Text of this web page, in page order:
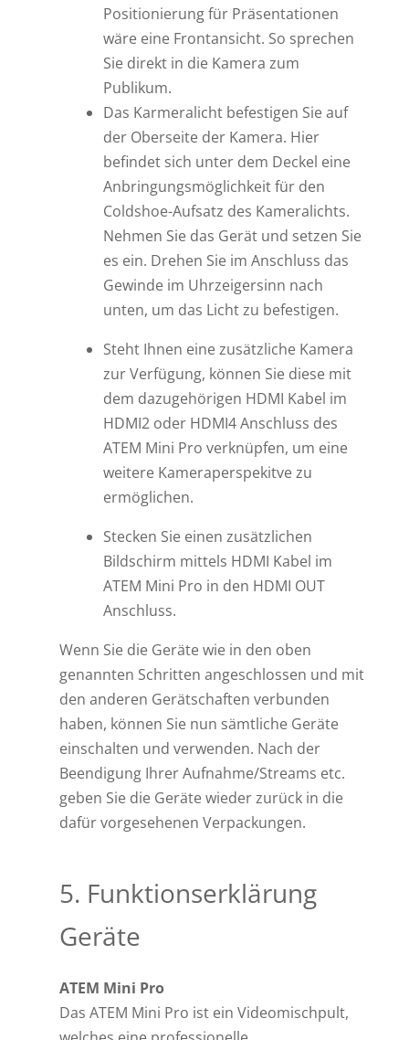
Positionierung für Präsentationen
wäre eine Frontansicht. So sprechen
Sie direkt in die Kamera zum
Publikum.
Das Karmeralicht befestigen Sie auf
der Oberseite der Kamera. Hier
befindet sich unter dem Deckel eine
Anbringungsmöglichkeit für den
Coldshoe-Aufsatz des Kameralichts.
Nehmen Sie das Gerät und setzen Sie
es ein. Drehen Sie im Anschluss das
Gewinde im Uhrzeigersinn nach
unten, um das Licht zu befestigen.
Steht Ihnen eine zusätzliche Kamera
zur Verfügung, können Sie diese mit
dem dazugehörigen HDMI Kabel im
HDMI2 oder HDMI4 Anschluss des
ATEM Mini Pro verknüpfen, um eine
weitere Kameraperspekitve zu
ermöglichen.
Stecken Sie einen zusätzlichen
Bildschirm mittels HDMI Kabel im
ATEM Mini Pro in den HDMI OUT
Anschluss.
Wenn Sie die Geräte wie in den oben
genannten Schritten angeschlossen und mit
den anderen Gerätschaften verbunden
haben, können Sie nun sämtliche Geräte
einschalten und verwenden. Nach der
Beendigung Ihrer Aufnahme/Streams etc.
geben Sie die Geräte wieder zurück in die
dafür vorgesehenen Verpackungen.
5. Funktionserklärung
Geräte
ATEM Mini Pro
Das ATEM Mini Pro ist ein Videomischpult,